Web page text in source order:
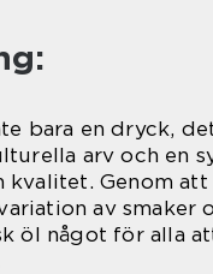
bara en dryck,
arv och en
kvalitet. Genom
av smaker
öl något för alla